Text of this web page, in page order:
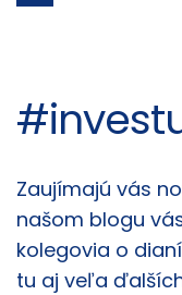
Články
Zaujímajú vás
našom blogu
kolegovia o
tu aj veľa